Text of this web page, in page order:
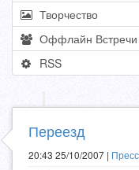
Творчество
Оффлайн Встречи
RSS
Переезд
20:43 25/10/2007 |